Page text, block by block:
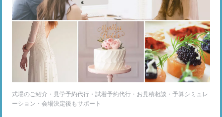
式場のご紹介・見学予約代行・試着予約代行・お見積相談・予算シミュレ
ーション・会場決定後もサポート